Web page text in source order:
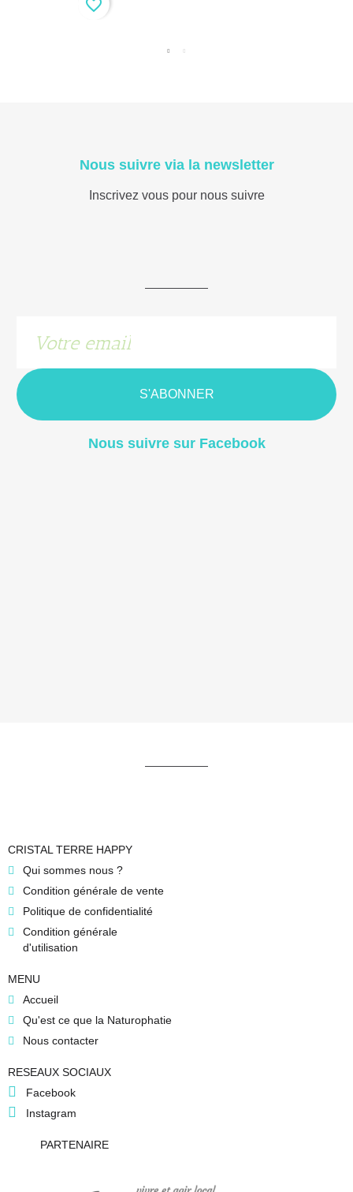
favorite_border
Nous suivre via la newsletter
Inscrivez vous pour nous suivre
S'ABONNER
Nous suivre sur Facebook
CRISTAL TERRE HAPPY
Qui sommes nous ?
Condition générale de vente
Politique de confidentialité
Condition générale
d'utilisation
MENU
Accueil
Qu'est ce que la Naturophatie
Nous contacter
RESEAUX SOCIAUX
Facebook
Instagram
PARTENAIRE